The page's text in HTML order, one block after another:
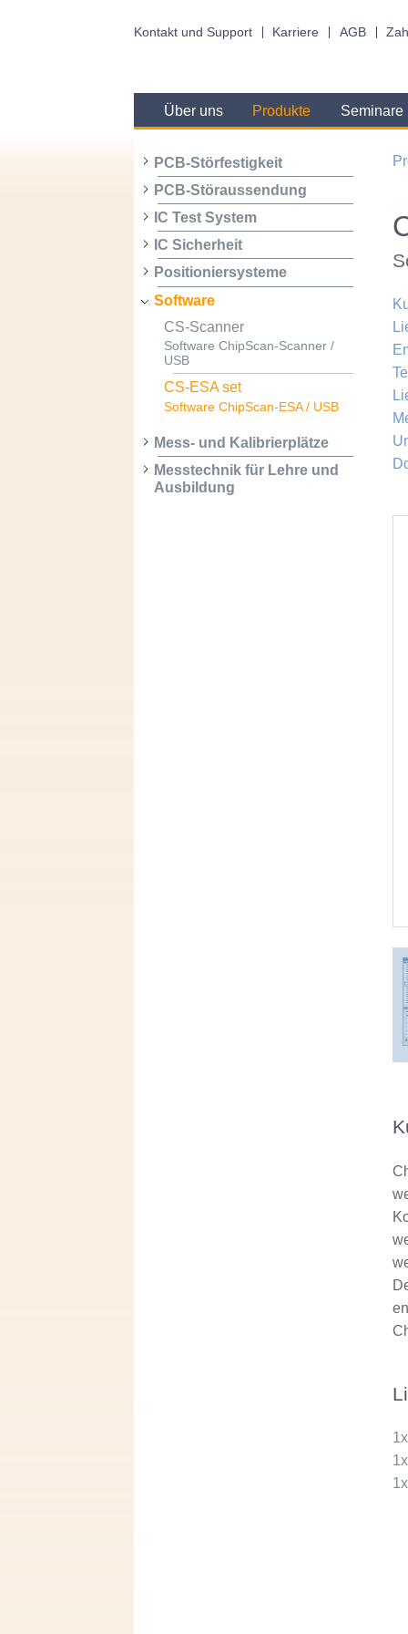
Kontakt und Support Karriere AGB
Über uns Produkte Seminare
PCB-Störfestigkeit
PCB-Störaussendung
IC Test System
IC Sicherheit
Positioniersysteme
Software
CS-Scanner
Software ChipScan-Scanner /
USB
CS-ESA set
Software ChipScan-ESA / USB
Mess- und Kalibrierplätze
Messtechnik für Lehre und
Ausbildung
1x
1x
1x